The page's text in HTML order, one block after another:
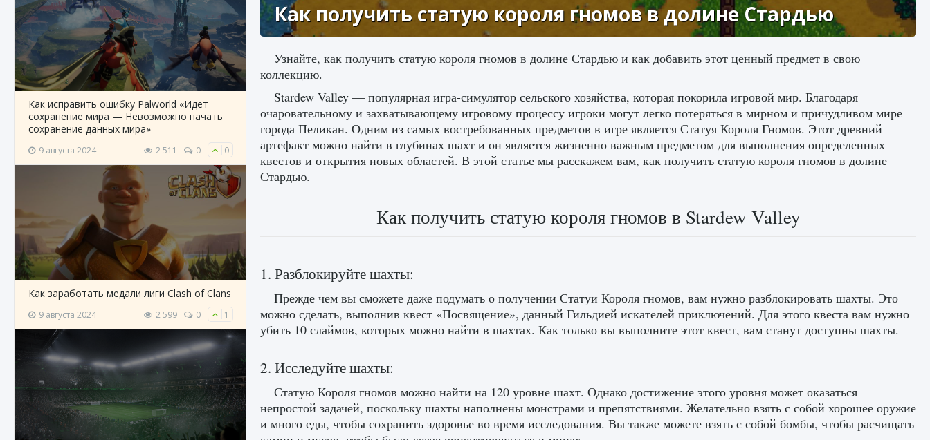
Как исправить ошибку Palworld «Идет
сохранение мира — Невозможно начать
сохранение данных мира»
9 августа 2024 2 511 0 0
Как заработать медали лиги Clash of Clans
9 августа 2024 2 599 0 1
Как получить статую короля гномов в долине Стардью
Узнайте, как получить статую короля гномов в долине Стардью и как добавить этот ценный предмет в свою
коллекцию.
Stardew Valley — популярная игра-симулятор сельского хозяйства, которая покорила игровой мир. Благодаря
очаровательному и захватывающему игровому процессу игроки могут легко потеряться в мирном и причудливом мире
города Пеликан. Одним из самых востребованных предметов в игре является Статуя Короля Гномов. Этот древний
артефакт можно найти в глубинах шахт и он является жизненно важным предметом для выполнения определенных
квестов и открытия новых областей. В этой статье мы расскажем вам, как получить статую короля гномов в долине
Стардью.
Как получить статую короля гномов в Stardew Valley
1. Разблокируйте шахты:
Прежде чем вы сможете даже подумать о получении Статуи Короля гномов, вам нужно разблокировать шахты. Это
можно сделать, выполнив квест «Посвящение», данный Гильдией искателей приключений. Для этого квеста вам нужно
убить 10 слаймов, которых можно найти в шахтах. Как только вы выполните этот квест, вам станут доступны шахты.
2. Исследуйте шахты:
Статую Короля гномов можно найти на 120 уровне шахт. Однако достижение этого уровня может оказаться
непростой задачей, поскольку шахты наполнены монстрами и препятствиями. Желательно взять с собой хорошее оружие
и много еды, чтобы сохранить здоровье во время исследования. Вы также можете взять с собой бомбы, чтобы расчищать